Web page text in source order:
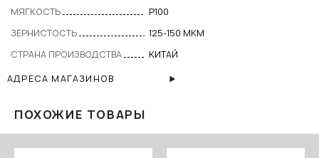
МЯГКОСТЬ
Р100
ЗЕРНИСТОСТЬ
125-150 МКМ
СТРАНА ПРОИЗВОДСТВА
КИТАЙ
АДРЕСА МАГАЗИНОВ
ПОХОЖИЕ ТОВАРЫ